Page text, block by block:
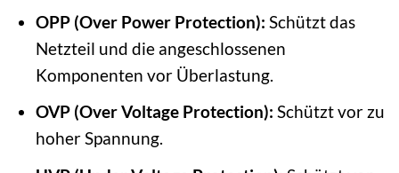
OPP (Over Power Protection): Schützt das
Netzteil und die angeschlossenen
Komponenten vor Überlastung.
OVP (Over Voltage Protection): Schützt vor zu
hoher Spannung.